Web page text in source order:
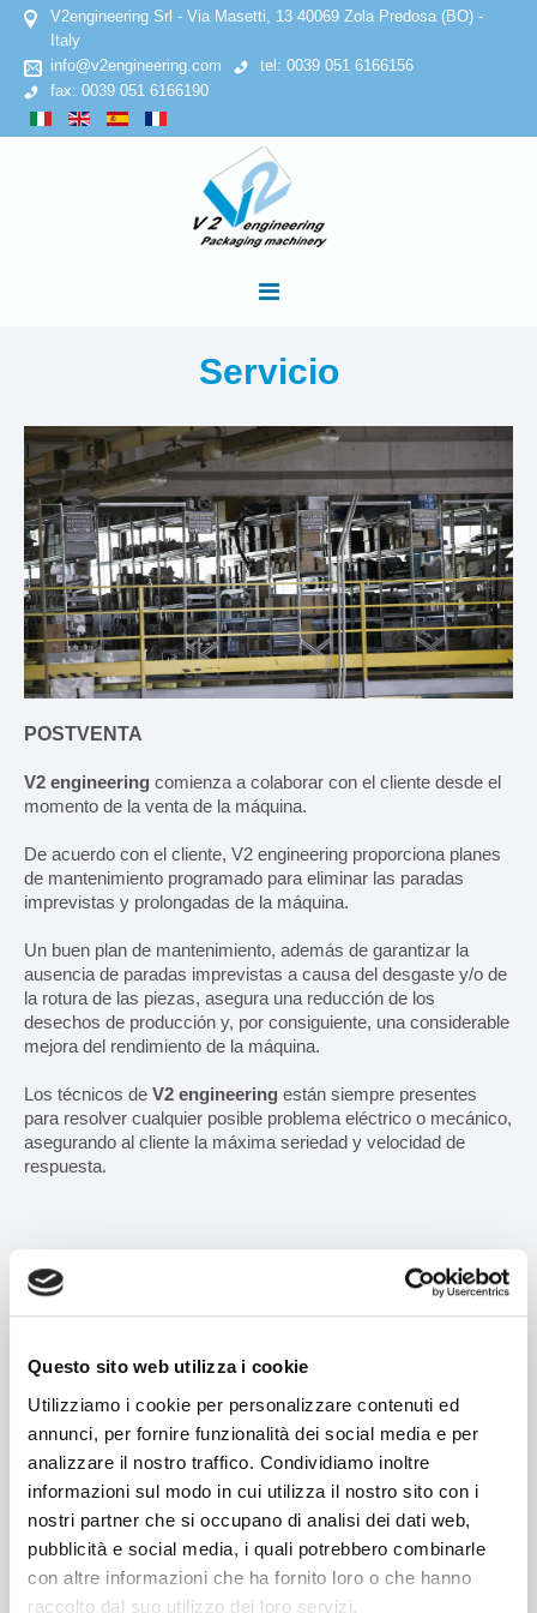
Questo sito web utilizza i cookie
Utilizziamo i cookie per personalizzare contenuti ed
annunci, per fornire funzionalità dei social media e per
analizzare il nostro traffico. Condividiamo inoltre
informazioni sul modo in cui utilizza il nostro sito con i
nostri partner che si occupano di analisi dei dati web,
pubblicità e social media, i quali potrebbero combinarle
con altre informazioni che ha fornito loro o che hanno
raccolto dal suo utilizzo dei loro servizi.
V2engineering Srl - Via Masetti, 13 40069 Zola Predosa (BO) -
Italy
info@v2engineering.com
tel: 0039 051 6166156
fax: 0039 051 6166190
Declaracion de confidencialidad
Politica de cookies
MÁQUINAS
Búsqueda por máquina
Formadoras / Cerradoras
Encartonadoras
Encelofanadoras
Enfajadoras
LÍNEAS DE EMBALAJE
Documentación
CLIENTES
Farmacéutico
Alimentario
Servicio
POSTVENTA
V2 engineering comienza a colaborar con el cliente desde el
momento de la venta de la máquina.
De acuerdo con el cliente, V2 engineering proporciona planes
de mantenimiento programado para eliminar las paradas
imprevistas y prolongadas de la máquina.
Un buen plan de mantenimiento, además de garantizar la
ausencia de paradas imprevistas a causa del desgaste y/o de
la rotura de las piezas, asegura una reducción de los
desechos de producción y, por consiguiente, una considerable
mejora del rendimiento de la máquina.
Los técnicos de V2 engineering están siempre presentes
para resolver cualquier posible problema eléctrico o mecánico,
asegurando al cliente la máxima seriedad y velocidad de
respuesta.
Nombre:*
Empresa:
Teléfono:
E-mail: